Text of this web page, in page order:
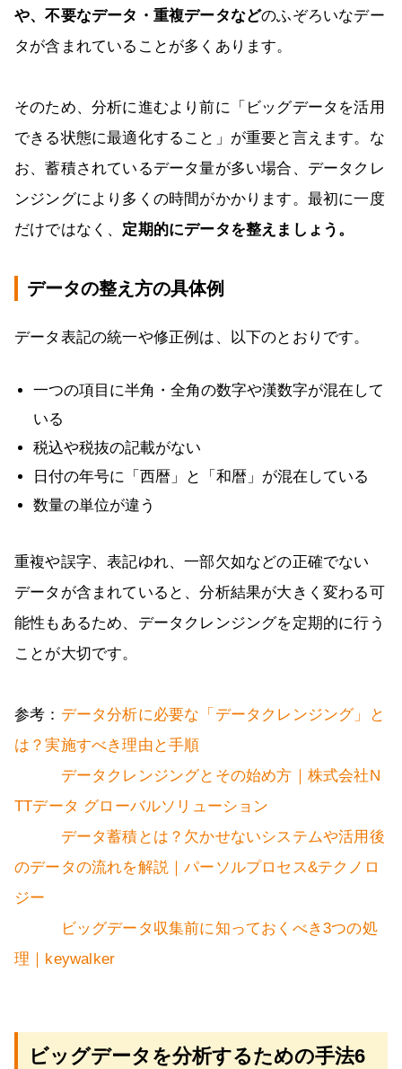
や、不要なデータ・重複データなどのふぞろいなデー
タが含まれていることが多くあります。
そのため、分析に進むより前に「ビッグデータを活用
できる状態に最適化すること」が重要と言えます。な
お、蓄積されているデータ量が多い場合、データクレ
ンジングにより多くの時間がかかります。最初に一度
だけではなく、 定期的にデータを整えましょう。
データの整え方の具体例
データ表記の統一や修正例は、以下のとおりです。
一つの項目に半角・全角の数字や漢数字が混在して
いる
税込や税抜の記載がない
日付の年号に「西暦」と「和暦」が混在している
数量の単位が違う
重複や誤字、表記ゆれ、一部欠如などの正確でない
データが含まれていると、分析結果が大きく変わる可
能性もあるため、データクレンジングを定期的に行う
ことが大切です。
参考： データ分析に必要な「データクレンジング」と
は？実施すべき理由と手順
データクレンジングとその始め方｜株式会社N
TTデータ グローバルソリューション
データ蓄積とは？欠かせないシステムや活用後
のデータの流れを解説｜パーソルプロセス&テクノロ
ジー
ビッグデータ収集前に知っておくべき3つの処
理｜keywalker
ビッグデータを分析するための手法6